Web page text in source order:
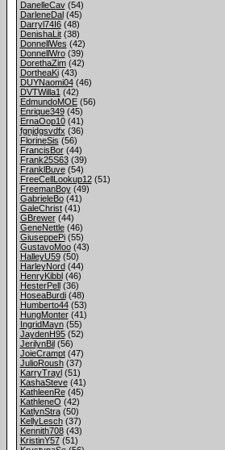
DanelleCav(54)
DarleneDal(45)
Darryl74I6(48)
DenishaLit(38)
DonnellWes (42)
DonnellWro(39)
DorethaZim(42)
DortheaKi(43)
DUYNaomi04(46)
DVTWilla1 (42)
EdmundoMOE(56)
Enrique349(45)
ErnaOop10(41)
fgnjdgsvdfx (36)
FlorineSis (56)
FrancisBor(44)
Frank25S63(39)
FranklBuve(54)
FreeCellLookup12(51)
FreemanBoy(49)
GabrieleBo(41)
GaleChrist(41)
GBrewer(44)
GeneNettle(46)
GiuseppePi(55)
GustavoMoo(43)
HalleyU59(50)
HarleyNord(44)
HenryKibbl(46)
HesterPell(36)
HoseaBurdi(48)
Humberto44(53)
HungMonter(41)
IngridMayn(55)
JaydenH95(52)
JerilynBil(56)
JoieCrampt(47)
JulioRoush(37)
KarryTrayl(51)
KashaSteve(41)
KathleenRe(45)
KathleneO (42)
KatlynStra(50)
KellyLesch(37)
Kennith708(43)
KristinY57(51)